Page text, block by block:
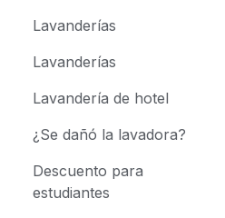
Lavanderías
Lavanderías
Lavandería de hotel
¿Se dañó la lavadora?
Descuento para
estudiantes